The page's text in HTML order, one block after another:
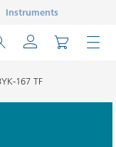
Instruments
167 TF